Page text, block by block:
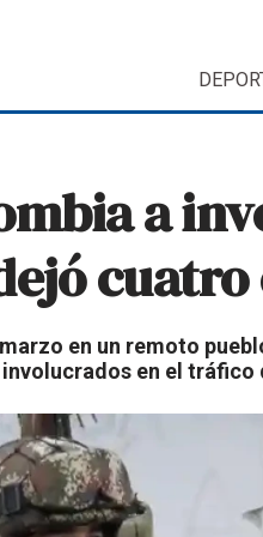
a
en un remoto
involucrados en el tráfico